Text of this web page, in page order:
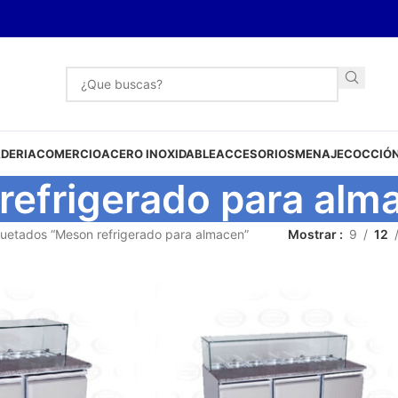
COMERCIOACERO INOXIDABLEACCESORIOSMENAJE
para
“Meson refrigerado para almacen” Mostrar 9 12